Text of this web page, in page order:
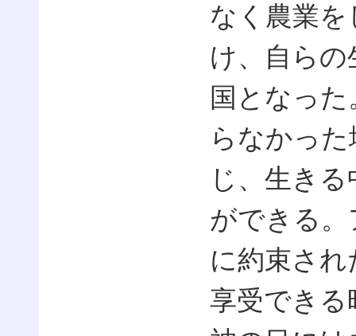
なく農業
け、自ら
国となっ
らなかっ
じ、生き
ができる
に約束さ
享受でき